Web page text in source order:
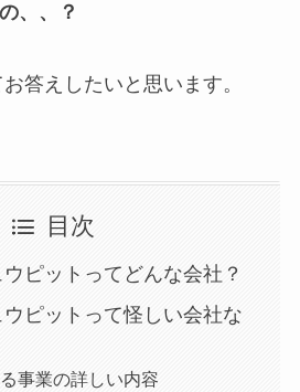
、、？
答えしたいと思います。
目次
ピットってどんな会社？
ピットって怪しい会社な
事業の詳しい内容